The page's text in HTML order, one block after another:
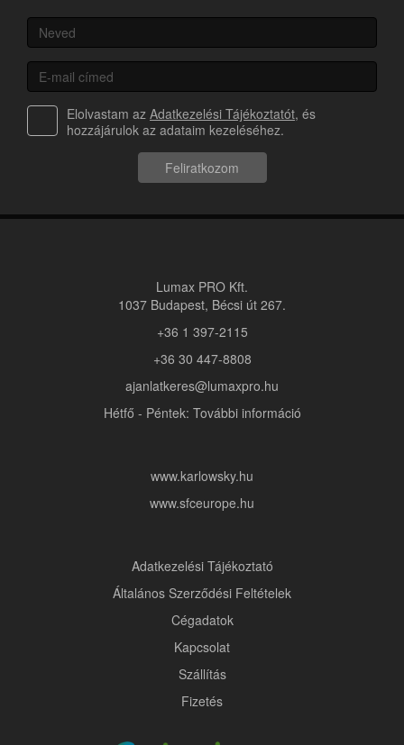
Elolvastam az Adatkezelési Tájékoztatót, és
hozzájárulok az adataim kezeléséhez.
Feliratkozom
Lumax PRO Kft.
1037 Budapest, Bécsi út 267.
+36 1 397-2115
+36 30 447-8808
ajanlatkeres@lumaxpro.hu
Hétfő - Péntek: További információ
www.karlowsky.hu
www.sfceurope.hu
Adatkezelési Tájékoztató
Általános Szerződési Feltételek
Cégadatok
Kapcsolat
Szállítás
Fizetés